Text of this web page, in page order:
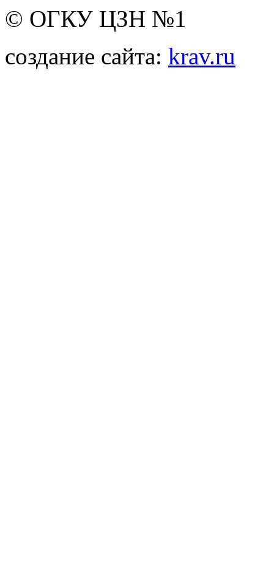
© ОГКУ ЦЗН №1
создание сайта: krav.ru